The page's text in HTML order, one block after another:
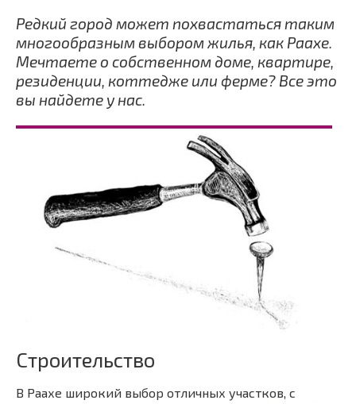
Редкий город может похвастаться таким
многообразным выбором жилья, как Раахе.
Мечтаете о собственном доме, квартире,
резиденции, коттедже или ферме? Все это
вы найдете у нас.
Строительство
В Раахе широкий выбор отличных участков, с